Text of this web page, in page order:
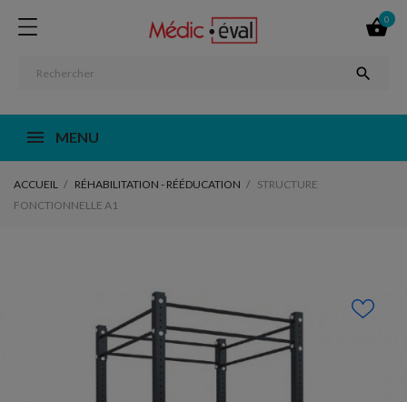

0

MENU
ACCUEIL RÉHABILITATION - RÉÉDUCATION
STRUCTURE
FONCTIONNELLE A1